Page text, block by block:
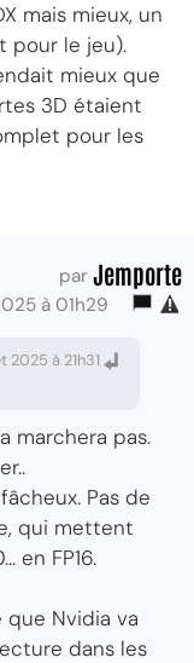
mais mieux, un
pour le jeu).
mieux que
3D étaient
pour les
par Jemporte
à 01h29
2025 à 21h31
marchera pas.
Pas de
qui mettent
en FP16.
Nvidia va
dans les